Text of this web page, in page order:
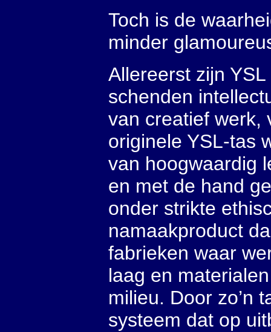
Toch is de
minder
Allereerst zijn
schenden
van creatief werk,
originele YSL-tas
van hoogwaardig
en met de hand
onder strikte
namaakproduct
fabrieken waar
laag en
milieu. Door zo’n
systeem dat op